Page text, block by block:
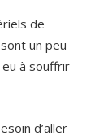
de
un peu
eu à souffrir
d’aller